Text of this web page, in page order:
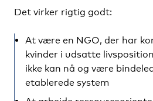
Det virker rigtig godt:
At være en NGO, der har
kvinder i udsatte
ikke kan nå og være
etablerede system